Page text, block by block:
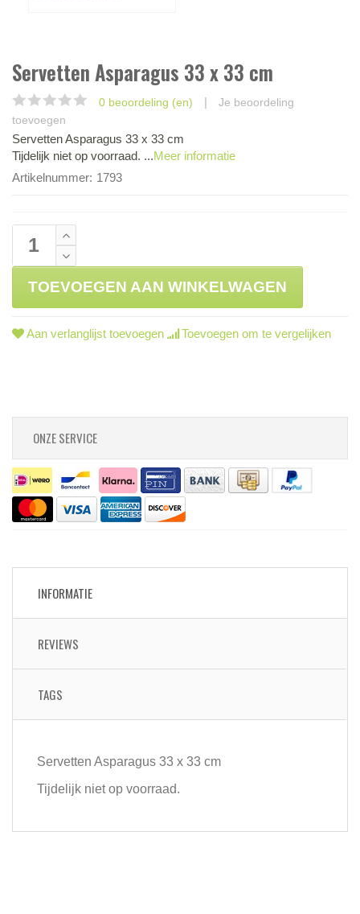
Servetten Asparagus 33 x 33 cm
0 beoordeling (en) |
Je beoordeling
toevoegen
Servetten Asparagus 33 x 33 cm
Tijdelijk niet op voorraad. ...Meer informatie
Artikelnummer: 1793
TOEVOEGEN AAN WINKELWAGEN
Aan verlanglijst toevoegen Toevoegen om te vergelijken
ONZE SERVICE
INFORMATIE
REVIEWS
TAGS
Servetten Asparagus 33 x 33 cm
Tijdelijk niet op voorraad.